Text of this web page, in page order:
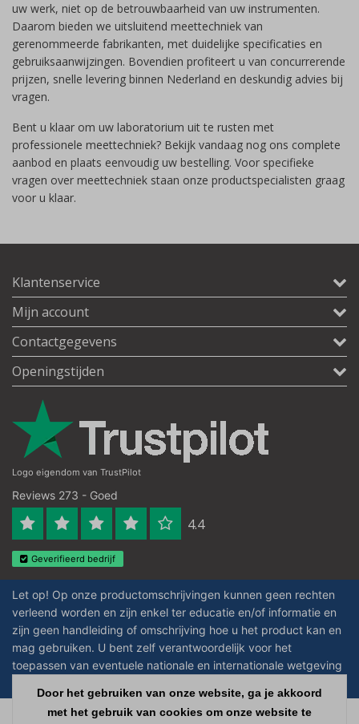
uw werk, niet op de betrouwbaarheid van uw instrumenten.
Daarom bieden we uitsluitend meettechniek van
gerenommeerde fabrikanten, met duidelijke specificaties en
gebruiksaanwijzingen. Bovendien profiteert u van concurrerende
prijzen, snelle levering binnen Nederland en deskundig advies bij
vragen.
Bent u klaar om uw laboratorium uit te rusten met
professionele meettechniek? Bekijk vandaag nog ons complete
aanbod en plaats eenvoudig uw bestelling. Voor specifieke
vragen over meettechniek staan onze productspecialisten graag
voor u klaar.
Klantenservice
Mijn account
Contactgegevens
Openingstijden
Logo eigendom van TrustPilot
Reviews 273 - Goed
4.4
Geverifieerd bedrijf
Let op! Op onze productomschrijvingen kunnen geen rechten
verleend worden en zijn enkel ter educatie en/of informatie en
zijn geen handleiding of omschrijving hoe u het product kan en
mag gebruiken. U bent zelf verantwoordelijk voor het
toepassen van eventuele nationale en internationale wetgeving
Copyright © 2026 - Laboratorium Discounter - All rights reserved - Theme by
Door het gebruiken van onze website, ga je akkoord
met het gebruik van cookies om onze website te